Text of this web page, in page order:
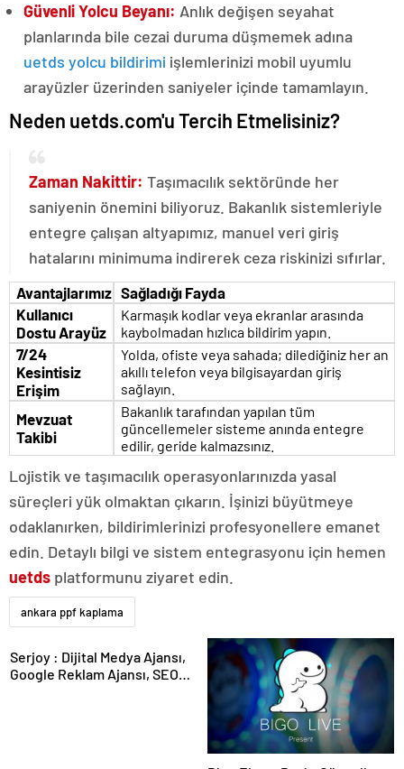
Güvenli Yolcu Beyanı: Anlık değişen seyahat
planlarında bile cezai duruma düşmemek adına
uetds yolcu bildirimi işlemlerinizi mobil uyumlu
arayüzler üzerinden saniyeler içinde tamamlayın.
Neden uetds.com'u Tercih Etmelisiniz?
Zaman Nakittir: Taşımacılık sektöründe her
saniyenin önemini biliyoruz. Bakanlık sistemleriyle
entegre çalışan altyapımız, manuel veri giriş
hatalarını minimuma indirerek ceza riskinizi sıfırlar.
Avantajlarımız Sağladığı Fayda
Kullanıcı
Dostu Arayüz
Karmaşık kodlar veya ekranlar arasında
kaybolmadan hızlıca bildirim yapın.
7/24
Kesintisiz
Erişim
Yolda, ofiste veya sahada; dilediğiniz her an
akıllı telefon veya bilgisayardan giriş
sağlayın.
Mevzuat
Takibi
Bakanlık tarafından yapılan tüm
güncellemeler sisteme anında entegre
edilir, geride kalmazsınız.
Lojistik ve taşımacılık operasyonlarınızda yasal
süreçleri yük olmaktan çıkarın. İşinizi büyütmeye
odaklanırken, bildirimlerinizi profesyonellere emanet
edin. Detaylı bilgi ve sistem entegrasyonu için hemen
uetds platformunu ziyaret edin.
ankara ppf kaplama
Serjoy : Dijital Medya Ajansı,
Google Reklam Ajansı, SEO